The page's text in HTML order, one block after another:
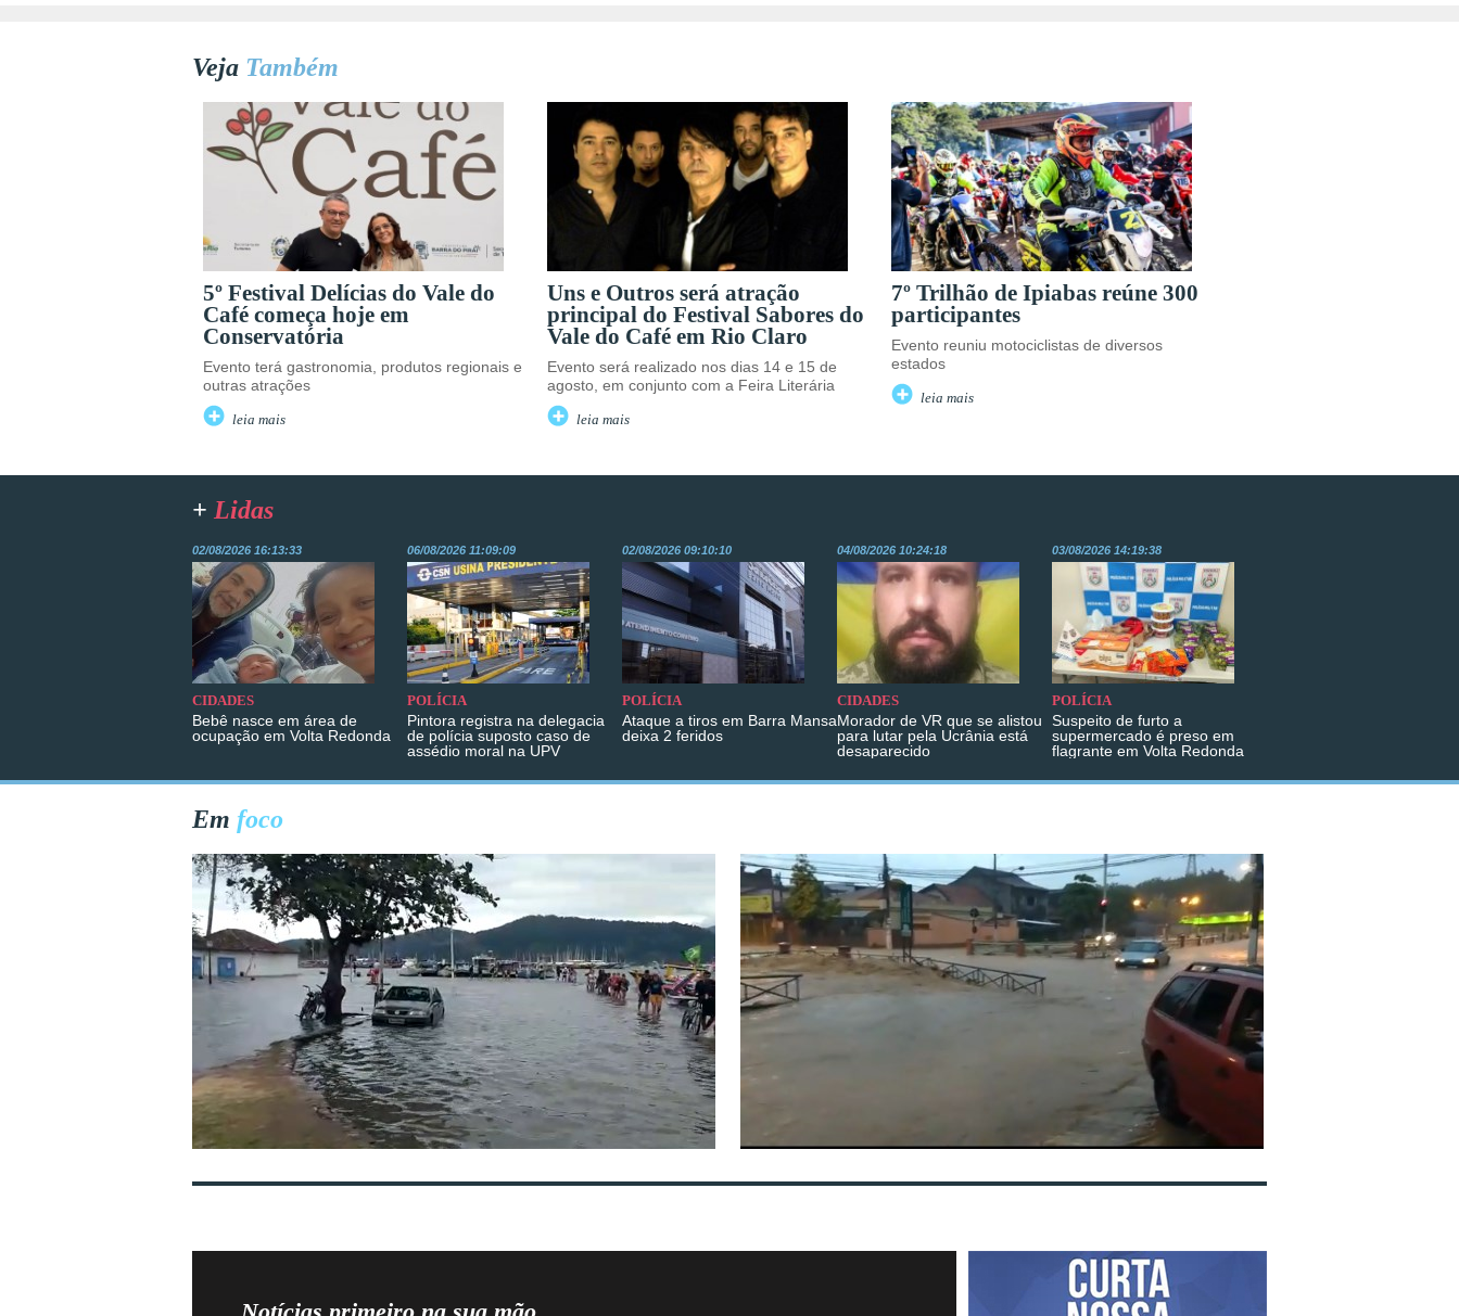
Veja Também
5º Festival Delícias do Vale do
Café começa hoje em
Conservatória
Evento terá gastronomia, produtos regionais e
outras atrações
leia mais
Uns e Outros será atração
principal do Festival Sabores do
Vale do Café em Rio Claro
Evento será realizado nos dias 14 e 15 de
agosto, em conjunto com a Feira Literária
leia mais
7º Trilhão de Ipiabas reúne 300
participantes
Evento reuniu motociclistas de diversos
estados
leia mais
+ Lidas
02/08/2026 16:13:33
CIDADES
Bebê nasce em área de
ocupação em Volta Redonda
06/08/2026 11:09:09
POLÍCIA
Pintora registra na delegacia
de polícia suposto caso de
assédio moral na UPV
02/08/2026 09:10:10
POLÍCIA
Ataque a tiros em Barra Mansa
deixa 2 feridos
04/08/2026 10:24:18
CIDADES
Morador de VR que se alistou
para lutar pela Ucrânia está
desaparecido
03/08/2026 14:19:38
POLÍCIA
Suspeito de furto a
supermercado é preso em
flagrante em Volta Redonda
Em foco